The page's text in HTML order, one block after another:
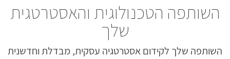
השותפה הטכנולוגית והאסטרטגית
שלך
השותפה שלך לקידום אסטרטגיה עסקית, מבדלת וחדשנית